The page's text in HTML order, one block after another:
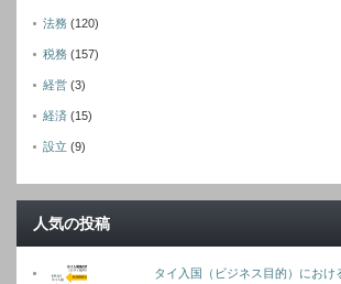
法務 (120)
税務 (157)
経営 (3)
経済 (15)
設立 (9)
人気の投稿
タイ入国（ビジネス目的）におけ